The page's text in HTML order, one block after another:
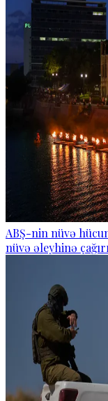
ABŞ-nin nüvə
nüvə əleyhinə